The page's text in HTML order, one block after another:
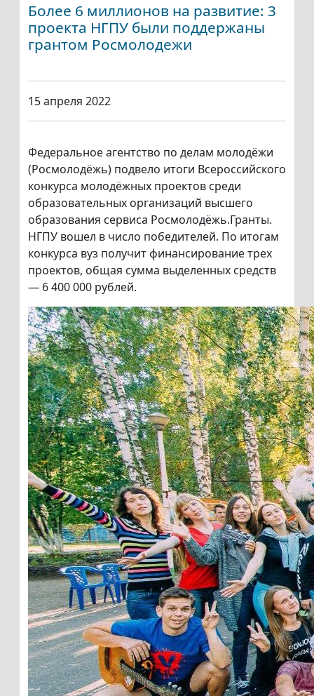
Более 6 миллионов на развитие: 3
проекта НГПУ были поддержаны
грантом Росмолодежи
15 апреля 2022
Федеральное агентство по делам молодёжи
(Росмолодёжь) подвело итоги Всероссийского
конкурса молодёжных проектов среди
образовательных организаций высшего
образования сервиса Росмолодёжь.Гранты.
НГПУ вошел в число победителей. По итогам
конкурса вуз получит финансирование трех
проектов, общая сумма выделенных средств
— 6 400 000 рублей.